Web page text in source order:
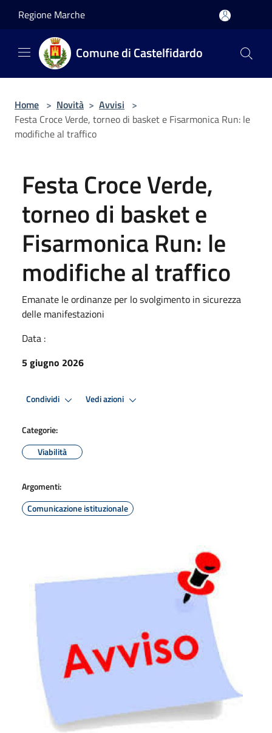
Regione Marche
Comune di Castelfidardo
Home > Novità > Avvisi >
Festa Croce Verde, torneo di basket e Fisarmonica Run: le
modifiche al traffico
Festa Croce Verde,
torneo di basket e
Fisarmonica Run: le
modifiche al traffico
Emanate le ordinanze per lo svolgimento in sicurezza
delle manifestazioni
Data :
5 giugno 2026
Condividi Vedi azioni
Categorie:
Viabilità
Argomenti:
Comunicazione istituzionale